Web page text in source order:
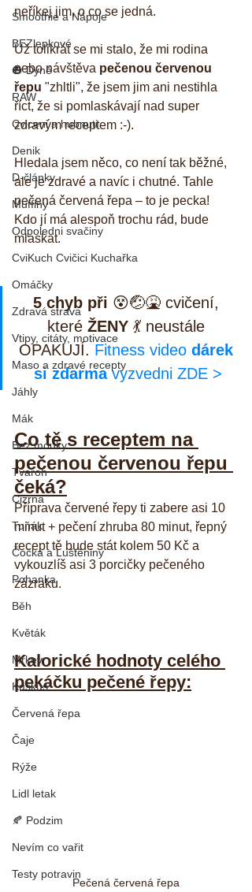
Smoothie a Nápoje
BEZlepkové
🎃 Dýně
RAW
Cviceni a hubnuti
Denik
D-články
Muffiny
Odpoledni svačiny
CviKuch Cvičici Kuchařka
Omáčky
Zdravá strava
Vtipy, citáty, motivace
Maso a zdravé recepty
Jáhly
Mák
Bez mouky
Tvaroh
Cizrna
Tuňák
Čočka a Luštěniny
Pohanka
Běh
Květák
Mrkev
Kuskus
Červená řepa
Čaje
Rýže
Lidl letak
🍂 Podzim
Nevím co vařit
Testy potravin
neříkej jim, o co se jedná.
Už tolikrát se mi stalo, že mi rodina
nebo návštěva pečenou červenou
řepu "zhltli", že jsem jim ani nestihla
říct, že si pomlaskávají nad super
zdravým receptem :-).
Hledala jsem něco, co není tak běžné,
ale je zdravé a navíc i chutné. Tahle
pečená červená řepa – to je pecka!
Kdo jí má alespoň trochu rád, bude
mlaskat.
5 chyb při 😵🤕🤮 cvičení,
které ŽENY 💃 neustále
OPAKUJÍ. Fitness video dárek
si zdarma vyzvedni ZDE >
Co tě s receptem na
pečenou červenou řepu
čeká?
Příprava červené řepy ti zabere asi 10
minut + pečení zhruba 80 minut, řepný
recept tě bude stát kolem 50 Kč a
vykouzlíš asi 3 porcičky pečeného
zázraku.
Kalorické hodnoty celého
pekáčku pečené řepy:
Pečená červená řepa